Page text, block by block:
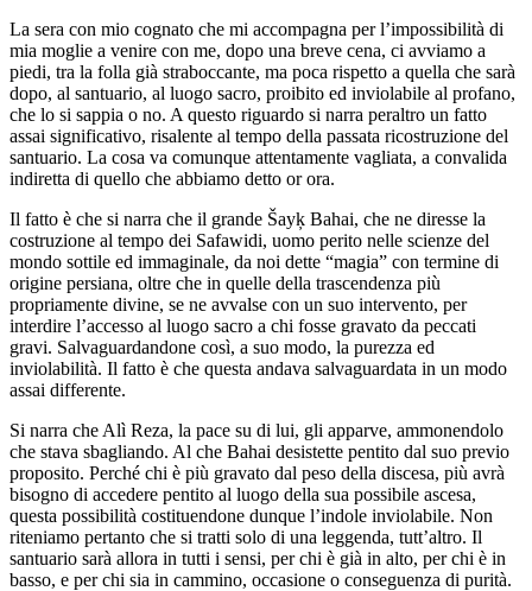
La sera con mio cognato che mi accompagna per l’impossibilità di
mia moglie a venire con me, dopo una breve cena, ci avviamo a
piedi, tra la folla già straboccante, ma poca rispetto a quella che sarà
dopo, al santuario, al luogo sacro, proibito ed inviolabile al profano,
che lo si sappia o no. A questo riguardo si narra peraltro un fatto
assai significativo, risalente al tempo della passata ricostruzione del
santuario. La cosa va comunque attentamente vagliata, a convalida
indiretta di quello che abbiamo detto or ora.
Il fatto è che si narra che il grande Šayķ Bahai, che ne diresse la
costruzione al tempo dei Safawidi, uomo perito nelle scienze del
mondo sottile ed immaginale, da noi dette “magia” con termine di
origine persiana, oltre che in quelle della trascendenza più
propriamente divine, se ne avvalse con un suo intervento, per
interdire l’accesso al luogo sacro a chi fosse gravato da peccati
gravi. Salvaguardandone così, a suo modo, la purezza ed
inviolabilità. Il fatto è che questa andava salvaguardata in un modo
assai differente.
Si narra che Alì Reza, la pace su di lui, gli apparve, ammonendolo
che stava sbagliando. Al che Bahai desistette pentito dal suo previo
proposito. Perché chi è più gravato dal peso della discesa, più avrà
bisogno di accedere pentito al luogo della sua possibile ascesa,
questa possibilità costituendone dunque l’indole inviolabile. Non
riteniamo pertanto che si tratti solo di una leggenda, tutt’altro. Il
santuario sarà allora in tutti i sensi, per chi è già in alto, per chi è in
basso, e per chi sia in cammino, occasione o conseguenza di purità.